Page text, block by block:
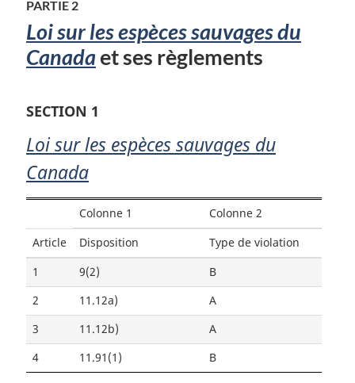
PARTIE 2
Loi sur les espèces sauvages du
Canadaet ses règlements
SECTION 1
Loi sur les espèces sauvages du
Canada
Colonne 1 Colonne 2
Article Disposition Type de violation
1 9(2)
B
2
11.12a)
A
3
11.12b)
A
4
11.91(1) B